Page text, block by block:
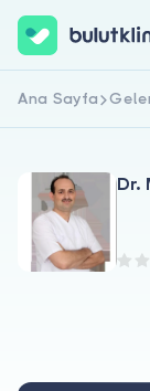
Hemen
Ana Sayfa
Dr.